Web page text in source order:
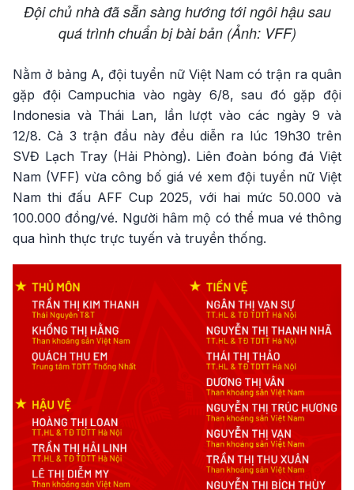
Đội chủ nhà đã sẵn sàng hướng tới ngôi hậu sau
quá trình chuẩn bị bài bản (Ảnh: VFF)
Nằm ở bảng A, đội tuyển nữ Việt Nam có trận ra quân
gặp đội Campuchia vào ngày 6/8, sau đó gặp đội
Indonesia và Thái Lan, lần lượt vào các ngày 9 và
12/8. Cả 3 trận đầu này đều diễn ra lúc 19h30 trên
SVĐ Lạch Tray (Hải Phòng). Liên đoàn bóng đá Việt
Nam (VFF) vừa công bố giá vé xem đội tuyển nữ Việt
Nam thi đấu AFF Cup 2025, với hai mức 50.000 và
100.000 đồng/vé. Người hâm mộ có thể mua vé thông
qua hình thực trực tuyến và truyền thống.